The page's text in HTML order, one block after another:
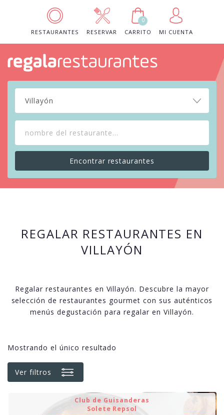
RESTAURANTES RESERVAR
0
CARRITO
MI CUENTA
Villayón
REGALAR RESTAURANTES EN
VILLAYÓN
Regalar restaurantes en Villayón. Descubre la mayor
selección de restaurantes gourmet con sus auténticos
menús degustación para regalar en Villayón.
Mostrando el único resultado
Ver filtros
Club de Guisanderas
Solete Repsol